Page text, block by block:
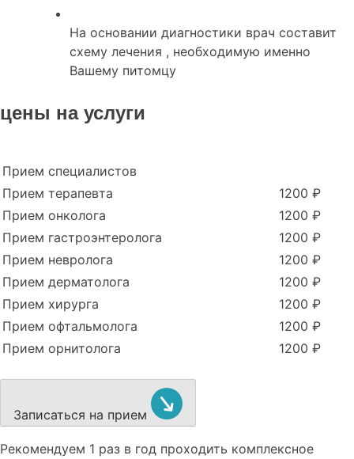
На основании диагностики врач составит
схему лечения , необходимую именно
Вашему питомцу
цены на услуги
Прием специалистов
Прием терапевта
1200 ₽
Прием онколога
1200 ₽
Прием гастроэнтеролога
1200 ₽
Прием невролога
1200 ₽
Прием дерматолога
1200 ₽
Прием хирурга
1200 ₽
Прием офтальмолога
1200 ₽
Прием орнитолога
1200 ₽
Записаться на прием
Рекомендуем 1 раз в год проходить комплексное